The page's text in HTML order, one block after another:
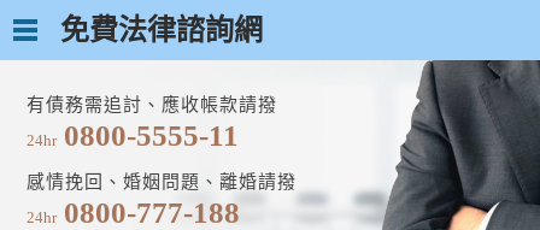
免費法律諮詢網
有債務需追討、應收帳款請撥
24hr 0800-5555-11
感情挽回、婚姻問題、離婚請撥
24hr 0800-777-188